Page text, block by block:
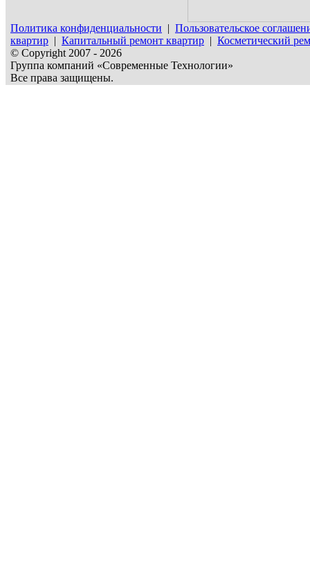
Политика конфиденциальности | Пользовательское
квартир | Капитальный ремонт квартир | Косметический
© Copyright 2007 - 2026
Группа компаний «Современные Технологии»
Все права защищены.